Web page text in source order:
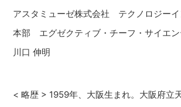
アスタミューゼ株式会社 テクノロジーイ
本部 エグゼクティブ・チーフ・サイエン
川口 伸明
< 略歴 > 1959年、大阪生まれ。大阪府立